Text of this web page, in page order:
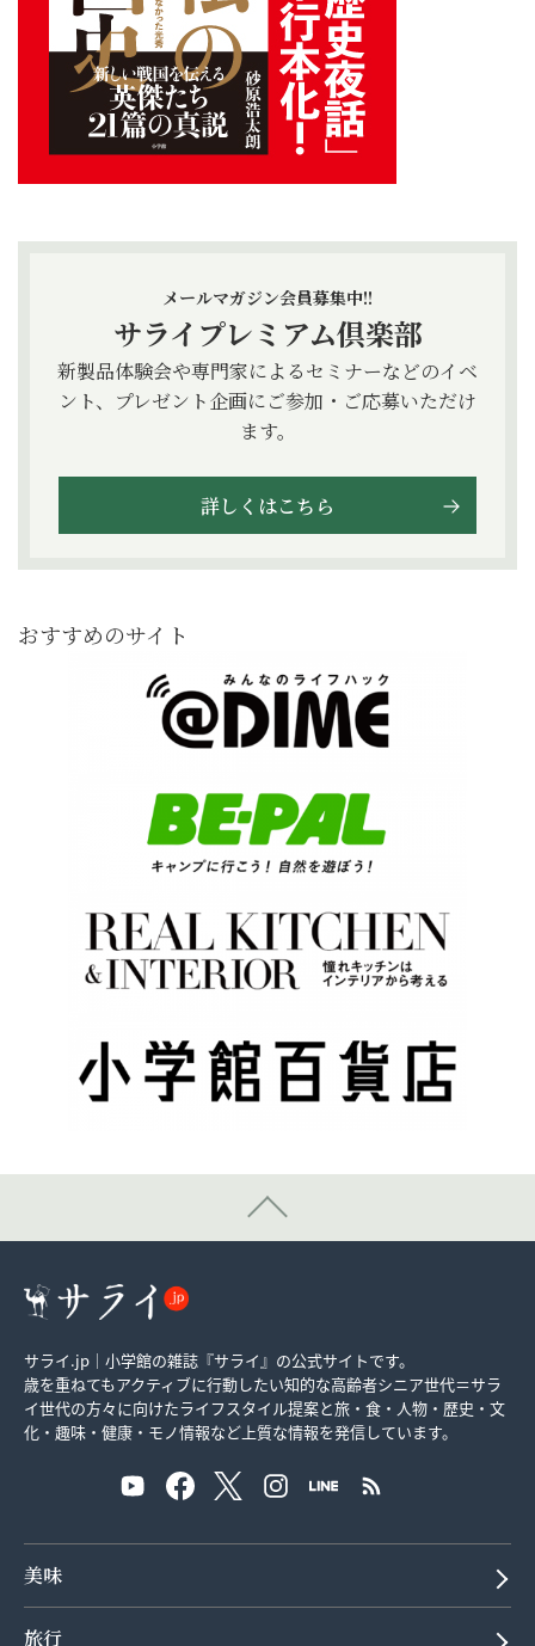
メールマガジン会員募集中!!
サライプレミアム倶楽部
新製品体験会や専門家によるセミナーなどのイベ
ント、プレゼント企画にご参加・ご応募いただけ
ます。
詳しくはこちら
おすすめのサイト
サライ.jp｜小学館の雑誌『サライ』の公式サイトです。
歳を重ねてもアクティブに行動したい知的な高齢者シニア世代＝サラ
イ世代の方々に向けたライフスタイル提案と旅・食・人物・歴史・文
化・趣味・健康・モノ情報など上質な情報を発信しています。
美味
旅行